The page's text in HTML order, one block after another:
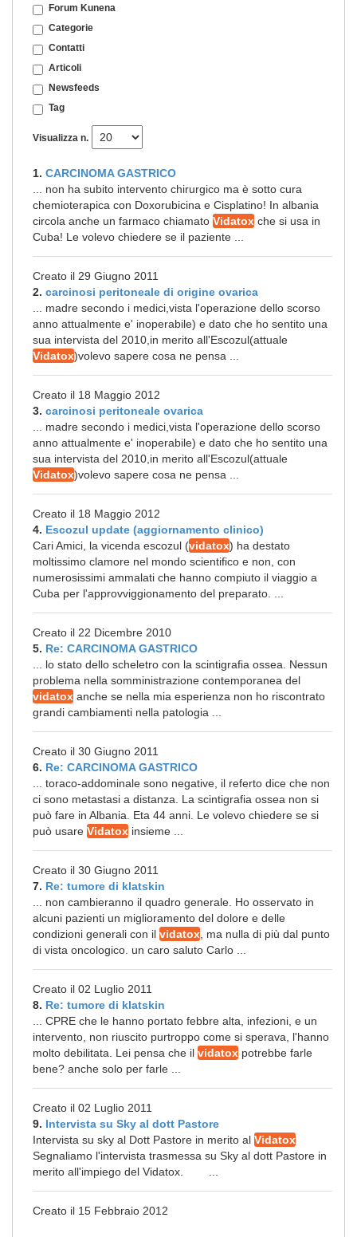
Forum Kunena
Categorie
Contatti
Articoli
Newsfeeds
Tag
Visualizza n.
1. CARCINOMA GASTRICO
... non ha subito intervento chirurgico ma è sotto cura
chemioterapica con Doxorubicina e Cisplatino! In albania
circola anche un farmaco chiamato Vidatox che si usa in
Cuba! Le volevo chiedere se il paziente ...
Creato il 29 Giugno 2011
2. carcinosi peritoneale di origine ovarica
... madre secondo i medici,vista l'operazione dello scorso
anno attualmente e' inoperabile) e dato che ho sentito una
sua intervista del 2010,in merito all'Escozul(attuale
Vidatox)volevo sapere cosa ne pensa ...
Creato il 18 Maggio 2012
3. carcinosi peritoneale ovarica
... madre secondo i medici,vista l'operazione dello scorso
anno attualmente e' inoperabile) e dato che ho sentito una
sua intervista del 2010,in merito all'Escozul(attuale
Vidatox)volevo sapere cosa ne pensa ...
Creato il 18 Maggio 2012
4. Escozul update (aggiornamento clinico)
Cari Amici, la vicenda escozul (vidatox) ha destato
moltissimo clamore nel mondo scientifico e non, con
numerosissimi ammalati che hanno compiuto il viaggio a
Cuba per l'approvviggionamento del preparato. ...
Creato il 22 Dicembre 2010
5. Re: CARCINOMA GASTRICO
... lo stato dello scheletro con la scintigrafia ossea. Nessun
problema nella somministrazione contemporanea del
vidatox anche se nella mia esperienza non ho riscontrato
grandi cambiamenti nella patologia ...
Creato il 30 Giugno 2011
6. Re: CARCINOMA GASTRICO
... toraco-addominale sono negative, il referto dice che non
ci sono metastasi a distanza. La scintigrafia ossea non si
può fare in Albania. Eta 44 anni. Le volevo chiedere se si
può usare Vidatox insieme ...
Creato il 30 Giugno 2011
7. Re: tumore di klatskin
... non cambieranno il quadro generale. Ho osservato in
alcuni pazienti un miglioramento del dolore e delle
condizioni generali con il vidatox , ma nulla di più dal punto
di vista oncologico. un caro saluto Carlo ...
Creato il 02 Luglio 2011
8. Re: tumore di klatskin
... CPRE che le hanno portato febbre alta, infezioni, e un
intervento, non riuscito purtroppo come si sperava, l'hanno
molto debilitata. Lei pensa che il vidatox potrebbe farle
bene? anche solo per farle ...
Creato il 02 Luglio 2011
9. Intervista su Sky al dott Pastore
Intervista su sky al Dott Pastore in merito al Vidatox
Segnaliamo l'intervista trasmessa su Sky al dott Pastore in
merito all'impiego del Vidatox. ...
Creato il 15 Febbraio 2012